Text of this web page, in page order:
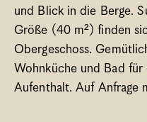
und Blick in die Berge.
Größe (40 m²) finden
Obergeschoss.
Wohnküche und Bad für
Aufenthalt. Auf Anfrage